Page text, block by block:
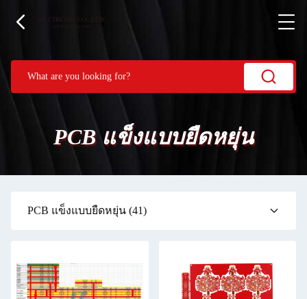
PCB แข็งแบบยืดหยุ่น
PCB แข็งแบบยืดหยุ่น (41)